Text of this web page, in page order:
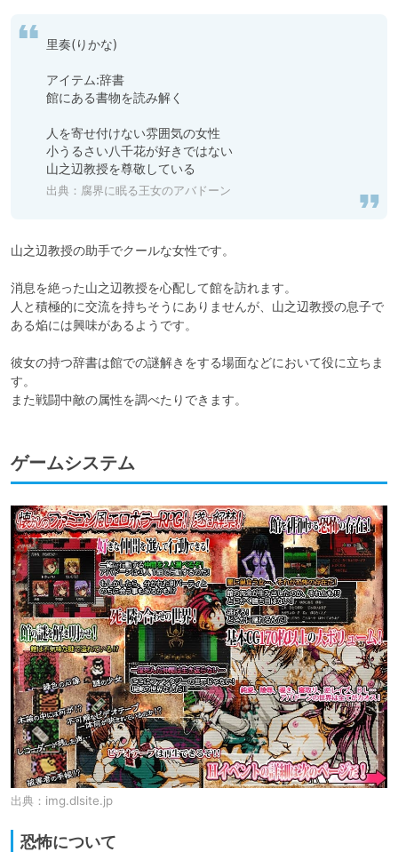
里奏(りかな)
アイテム:辞書
館にある書物を読み解く
人を寄せ付けない雰囲気の女性
小うるさい八千花が好きではない
山之辺教授を尊敬している
出典： 腐界に眠る王女のアバドーン
山之辺教授の助手でクールな女性です。
消息を絶った山之辺教授を心配して館を訪れます。
人と積極的に交流を持ちそうにありませんが、山之辺教授の息子で
ある焔には興味があるようです。
彼女の持つ辞書は館での謎解きをする場面などにおいて役に立ちま
す。
また戦闘中敵の属性を調べたりできます。
ゲームシステム
出典： img.dlsite.jp
恐怖について